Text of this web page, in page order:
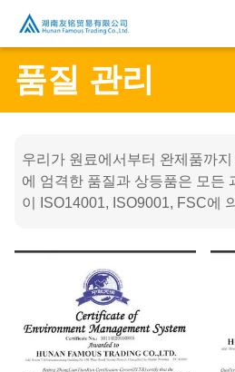
품질 관리
우리가 원료에서부터 완제품까
에 엄격한 품질과 상등품은 모든
이 ISO14001, ISO9001, FSC에